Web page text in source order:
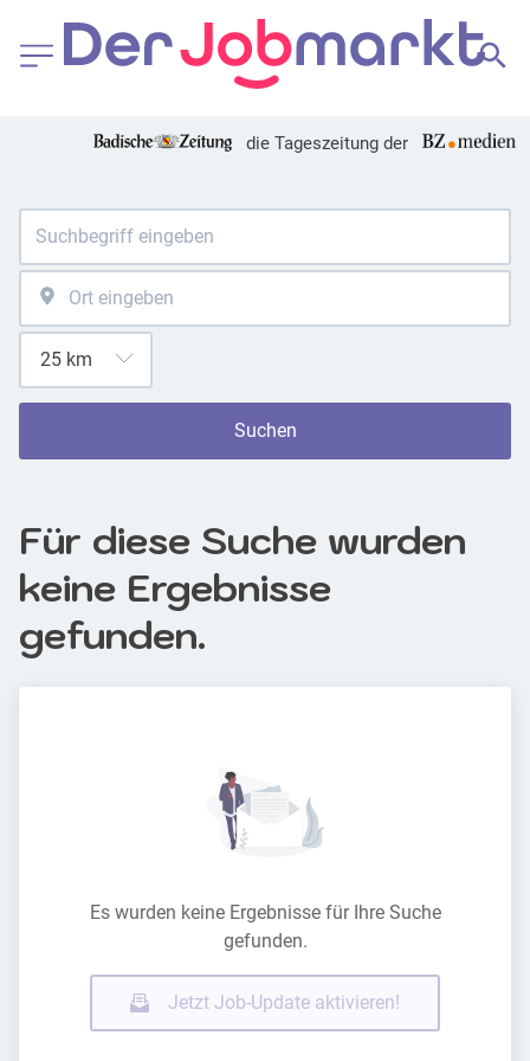
die Tageszeitung der
Suchen
Für diese Suche wurden
keine Ergebnisse
gefunden.
Es wurden keine Ergebnisse für Ihre Suche
gefunden.
Jetzt Job-Update aktivieren!